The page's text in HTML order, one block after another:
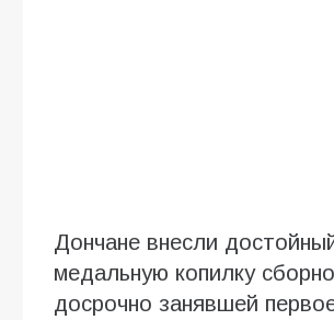
Дончане внесли
медальную копилку
досрочно занявшей